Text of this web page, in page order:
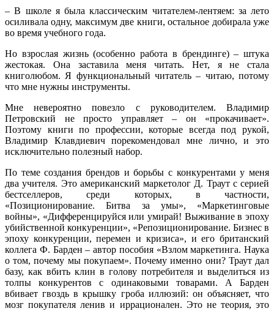
– В школе я была классическим читателем-лентяем: за лето
осиливала одну, максимум две книги, остальное добирала уже
во время учебного года.
Но взрослая жизнь (особенно работа в брендинге) – штука
жестокая. Она заставила меня читать. Нет, я не стала
книголюбом. Я функциональный читатель – читаю, потому
что мне нужны инструменты.
Мне невероятно повезло с руководителем. Владимир
Петровский не просто управляет – он «прокачивает».
Поэтому книги по профессии, которые всегда под рукой,
Владимир Клавдиевич порекомендовал мне лично, и это
исключительно полезный набор.
По теме создания брендов и борьбы с конкурентами у меня
два учителя. Это американский маркетолог Д. Траут с серией
бестселлеров, среди которых, в частности,
«Позиционирование. Битва за умы», «Маркетинговые
войны», «Дифференцируйся или умирай! Выживание в эпоху
убийственной конкуренции», «Репозиционирование. Бизнес в
эпоху конкуренции, перемен и кризиса», и его британский
коллега Ф. Барден – автор пособия «Взлом маркетинга. Наука
о том, почему мы покупаем». Почему именно они? Траут дал
базу, как вбить клин в голову потребителя и выделиться из
толпы конкурентов с одинаковыми товарами. А Барден
вбивает гвоздь в крышку гроба иллюзий: он объясняет, что
мозг покупателя ленив и иррационален. Это не теория, это